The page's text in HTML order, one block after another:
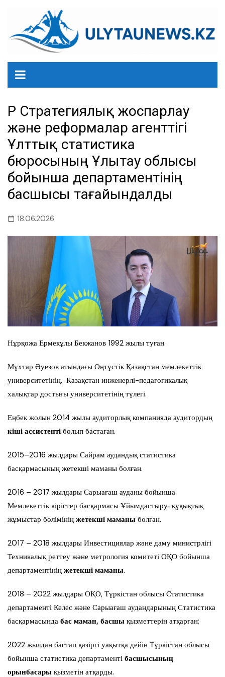
содержанию
ҚР Стратегиялық жоспарлау
және реформалар агенттігі
Ұлттық статистика
бюросының Ұлытау облысы
бойынша департаментінің
басшысы тағайындалды
18.06.2026
Нұрқожа Ермекұлы Бекжанов 1992 жылы туған.
Мұхтар Әуезов атындағы Оңтүстік Қазақстан мемлекеттік
университетінің, Қазақстан инженерлі-педагогикалық
халықтар достығы университетінің түлегі.
Еңбек жолын 2014 жылы аудиторлық компанияда аудитордың
кіші ассистенті болып бастаған.
2015–2016 жылдары Сайрам аудандық статистика
басқармасының жетекші маманы болған.
2016 – 2017 жылдары Сарыағаш ауданы бойынша
Мемлекеттік кірістер басқармасы Ұйымдастыру-құқықтық
жұмыстар бөлімінің жетекші маманы болған.
2017 – 2018 жылдары Инвестициялар және даму министрлігі
Техникалық реттеу және метрология комитеті ОҚО бойынша
департаментінің жетекші маманы.
2018 – 2022 жылдары ОҚО, Түркістан облысы Статистика
департаменті Келес және Сарыағаш аудандарының Статистика
басқармасында бас маман, басшы қызметтерін атқарған;
2022 жылдан бастап қазіргі уақытқа дейін Түркістан облысы
бойынша статистика департаменті басшысының
орынбасары қызметін атқарды.